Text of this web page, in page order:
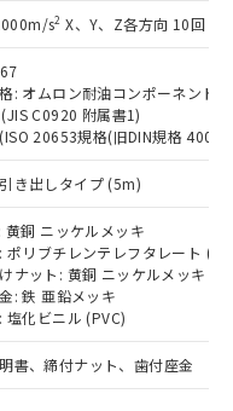
s2 X、Y、Z各方向 10回
: オムロン耐油コンポーネント
C0920 附属書1)
20653規格(旧DIN規格
き出しタイプ (5m)
黄銅 ニッケルメッキ
ポリブチレンテレフタレート
ナット: 黄銅 ニッケルメッキ
: 鉄 亜鉛メッキ
塩化ビニル (PVC)
書、締付ナット、歯付座金
の在庫および標
があることをご
標準価格はお客
お客様担当のオ
・当社販売員に
店や当社販売拠
ク
」をご確認
格結果を当社の
に漏洩または開
す。
スト作成サー
くには、I-Web
以下、 カド
ポリ臭化ビフェニル
ェニルエーテル類
(2-エチルヘキシ
下、フタル酸ブチ
フタル酸ジブチル
ジイソブチル
ては閾値を超える意
ます。
により、予定
。
：
、 Cd(カドミウ
ポリ臭化ビフェ
化ジフェニルエーテ
、 DIBP(フタル酸ジ
ル酸ブチルベンジ
ル)) : 1000ppm
のすべてが基
す。
において有害物
深刻な影響を
。
は役務取引許
要な手続きを
する場合は、完
法に輸出されな
じます。
兵器、ミサイ
器またはその他
造装置等に一切
三者に販売する
び3の内容を当
。また当社は、
わる関係者が違
ある場合は、取
あり
いが在庫あり
庫状況につ
お取引先、ま
オムロン制御
販売員にご確
た在庫状況の
ない機種